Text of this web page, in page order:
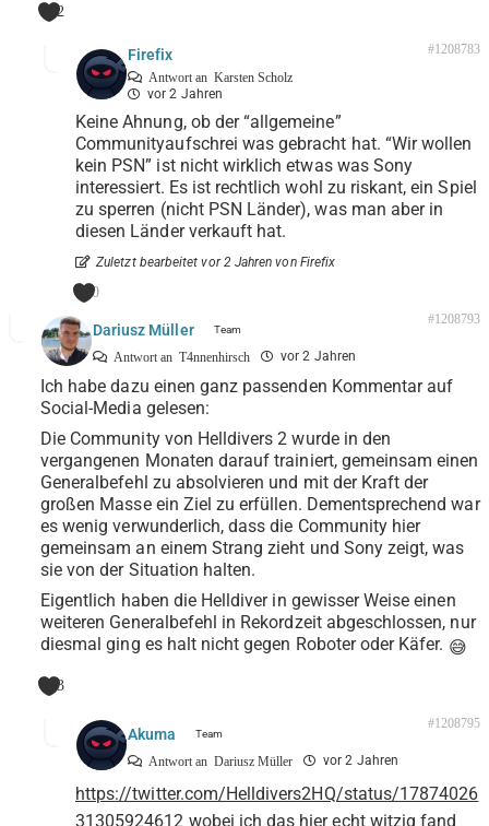
2
Firefix
Antwort an Karsten Scholz
vor 2 Jahren
#1208783
Keine Ahnung, ob der “allgemeine”
Communityaufschrei was gebracht hat. “Wir wollen
kein PSN” ist nicht wirklich etwas was Sony
interessiert. Es ist rechtlich wohl zu riskant, ein Spiel
zu sperren (nicht PSN Länder), was man aber in
diesen Länder verkauft hat.
Zuletzt bearbeitet vor 2 Jahren von Firefix
0
Dariusz Müller
Antwort an T4nnenhirsch vor 2 Jahren
#1208793
Ich habe dazu einen ganz passenden Kommentar auf
Social-Media gelesen:
Die Community von Helldivers 2 wurde in den
vergangenen Monaten darauf trainiert, gemeinsam einen
Generalbefehl zu absolvieren und mit der Kraft der
großen Masse ein Ziel zu erfüllen. Dementsprechend war
es wenig verwunderlich, dass die Community hier
gemeinsam an einem Strang zieht und Sony zeigt, was
sie von der Situation halten.
Eigentlich haben die Helldiver in gewisser Weise einen
weiteren Generalbefehl in Rekordzeit abgeschlossen, nur
diesmal ging es halt nicht gegen Roboter oder Käfer. 😅
3
Akuma
Antwort an Dariusz Müller vor 2 Jahren
#1208795
https://twitter.com/Helldivers2HQ/status/17874026
31305924612 wobei ich das hier echt witzig fand